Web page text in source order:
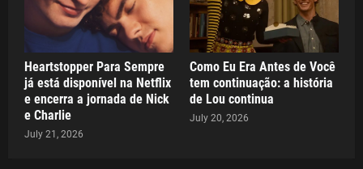
Heartstopper Para Sempre
já está disponível na Netflix
e encerra a jornada de Nick
e Charlie
July 21, 2026
Como Eu Era Antes de Você
tem continuação: a história
de Lou continua
July 20, 2026